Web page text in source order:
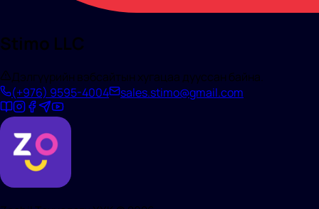
Stimo LLC
Дэлгүүрийн вэбсайтын хугацаа дууссан байна.
(+976) 9595-4004 sales.stimo@gmail.com